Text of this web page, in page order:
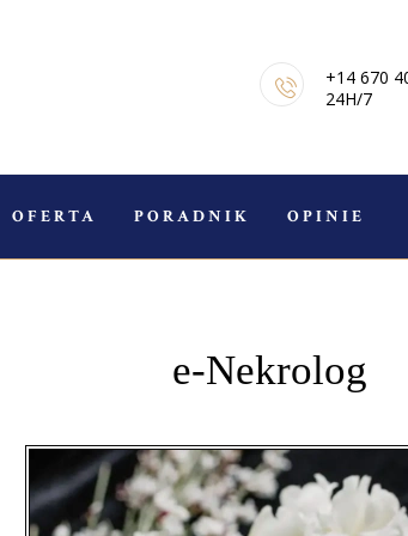
+14 670
24H/7
OFERTA PORADNIK OPINIE
E-NEKROLOGI
PORADNIK
POGRZEBOWY
KONTAKTe-Nekrolog